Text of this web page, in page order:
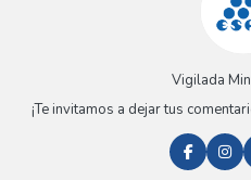
Vigilada
¡Te invitamos a dejar tus